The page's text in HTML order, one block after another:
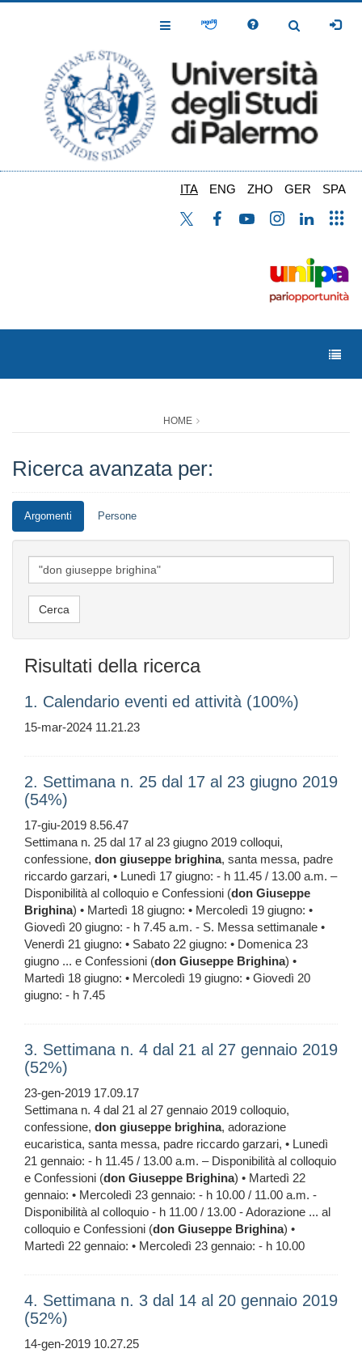
Toggle
Toggle
ITA ENG ZHO GER SPA
HOME
Ricerca avanzata per:
Argomenti Persone
Risultati della ricerca
1. Calendario eventi ed attività (100%)
15-mar-2024 11.21.23
2. Settimana n. 25 dal 17 al 23 giugno 2019
(54%)
17-giu-2019 8.56.47
Settimana n. 25 dal 17 al 23 giugno 2019 colloqui,
confessione, don giuseppe brighina, santa messa, padre
riccardo garzari, • Lunedì 17 giugno: - h 11.45 / 13.00 a.m. –
Disponibilità al colloquio e Confessioni (don Giuseppe
Brighina) • Martedì 18 giugno: • Mercoledì 19 giugno: •
Giovedì 20 giugno: - h 7.45 a.m. - S. Messa settimanale •
Venerdì 21 giugno: • Sabato 22 giugno: • Domenica 23
giugno ... e Confessioni (don Giuseppe Brighina) •
Martedì 18 giugno: • Mercoledì 19 giugno: • Giovedì 20
giugno: - h 7.45
3. Settimana n. 4 dal 21 al 27 gennaio 2019
(52%)
23-gen-2019 17.09.17
Settimana n. 4 dal 21 al 27 gennaio 2019 colloquio,
confessione, don giuseppe brighina, adorazione
eucaristica, santa messa, padre riccardo garzari, • Lunedì
21 gennaio: - h 11.45 / 13.00 a.m. – Disponibilità al colloquio
e Confessioni (don Giuseppe Brighina) • Martedì 22
gennaio: • Mercoledì 23 gennaio: - h 10.00 / 11.00 a.m. -
Disponibilità al colloquio - h 11.00 / 13.00 - Adorazione ... al
colloquio e Confessioni (don Giuseppe Brighina) •
Martedì 22 gennaio: • Mercoledì 23 gennaio: - h 10.00
4. Settimana n. 3 dal 14 al 20 gennaio 2019
(52%)
14-gen-2019 10.27.25